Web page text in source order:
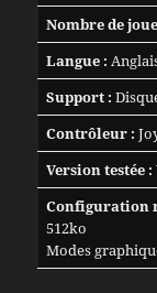
Nombre de
Langue :
Support :
Contrôleur :
Version testée :
Configuration
512ko
Modes